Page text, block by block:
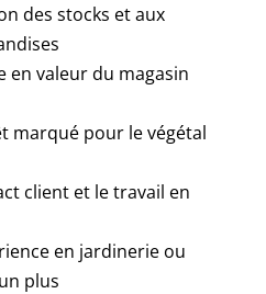
des stocks et aux
en valeur du magasin
marqué pour le végétal
client et le travail en
en jardinerie ou
plus